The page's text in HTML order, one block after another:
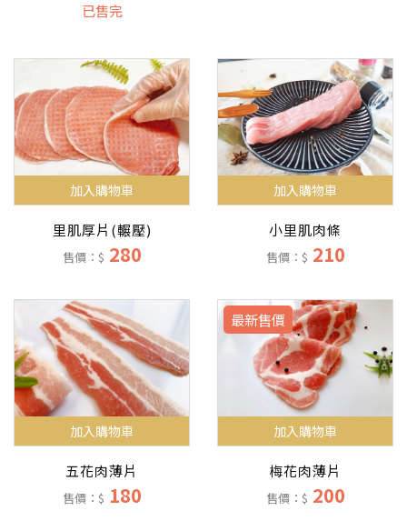
已售完
加入購物車
里肌厚片(輾壓)
售價：$ 280
加入購物車
小里肌肉條
售價：$ 210
加入購物車
五花肉薄片
售價：$ 180
最新售價
加入購物車
梅花肉薄片
售價：$ 200